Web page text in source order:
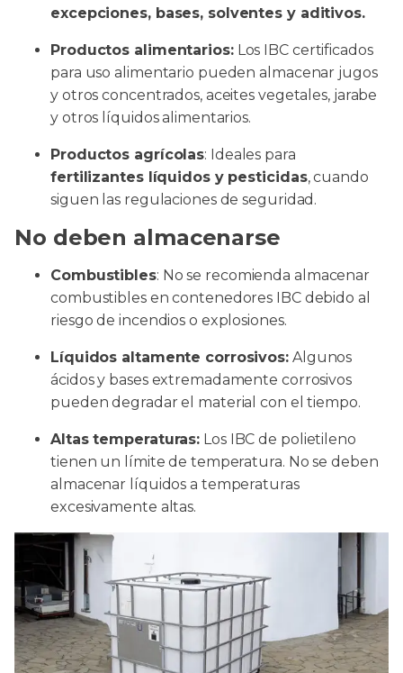
excepciones, bases, solventes y aditivos.
Productos alimentarios:Los IBC certificados
para uso alimentario pueden almacenar jugos
y otros concentrados, aceites vegetales, jarabe
y otros líquidos alimentarios.
Productos agrícolas: Ideales para
fertilizantes líquidos y pesticidas, cuando
siguen las regulaciones de seguridad.
No deben almacenarse
Combustibles: No se recomienda almacenar
combustibles en contenedores IBC debido al
riesgo de incendios o explosiones.
Líquidos altamente corrosivos: Algunos
ácidos y bases extremadamente corrosivos
pueden degradar el material con el tiempo.
Altas temperaturas: Los IBC de polietileno
tienen un límite de temperatura. No se deben
almacenar líquidos a temperaturas
excesivamente altas.